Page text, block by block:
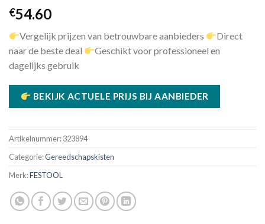
€54.60
Vergelijk prijzen van betrouwbare aanbieders
Direct
naar de beste deal
Geschikt voor professioneel en
dagelijks gebruik
BEKIJK ACTUELE PRIJS BIJ AANBIEDER
Artikelnummer:323894
Categorie:Gereedschapskisten
Merk:FESTOOL